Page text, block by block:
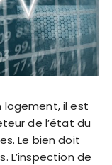
logement, il est
de l’état du
Le bien doit
L’inspection de